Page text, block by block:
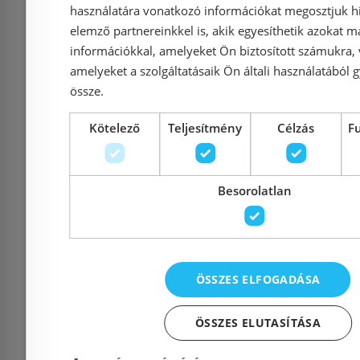
Még 5 db ezen az áron!
Geberit Delta 50
matt króm 115.119.46.1
Azonosító: 192609
Cikkszám: 115.119.46.1
fényes
használatára vonatkozó információkat megosztjuk
elemző partnereinkkel is, akik egyesíthetik azokat
információkkal, amelyeket Ön biztosított számukra,
amelyeket a szolgáltatásaik Ön általi használatából
össze.
Kötelező Teljesítmény Célzás
Besorolatlan
ÖSSZES ELFOGADÁSA
ÖSSZES ELUTASÍTÁSA